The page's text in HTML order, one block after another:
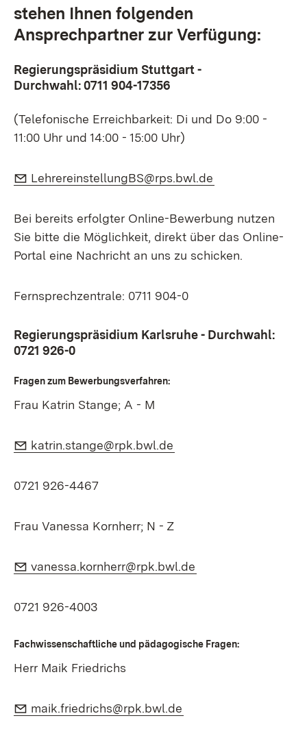
stehen Ihnen folgenden
Ansprechpartner zur Verfügung:
Regierungspräsidium Stuttgart -
Durchwahl:0711 904-17356
(Telefonische Erreichbarkeit: Di und Do 9:00 -
11:00 Uhr und 14:00 - 15:00 Uhr)
E-Mail:
LehrereinstellungBS@rps.bwl.de
Bei bereits erfolgter Online-Bewerbung nutzen
Sie bitte die Möglichkeit, direkt über das Online-
Portal eine Nachricht an uns zu schicken.
Fernsprechzentrale: 0711 904-0
Regierungspräsidium Karlsruhe - Durchwahl:
0721 926-0
Fragen zum Bewerbungsverfahren:
Frau Katrin Stange; A - M
E-Mail:
katrin.stange@rpk.bwl.de
0721 926-4467
Frau Vanessa Kornherr; N - Z
E-Mail:
vanessa.kornherr@rpk.bwl.de
0721 926-4003
Fachwissenschaftliche und pädagogische Fragen:
Herr Maik Friedrichs
E-Mail:
maik.friedrichs@rpk.bwl.de